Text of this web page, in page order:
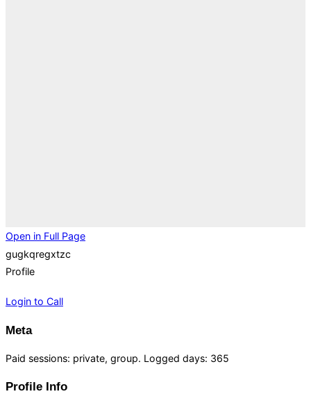
Open in Full Page
gugkqregxtzc
Profile
Login to Call
Meta
Paid sessions: private, group. Logged days: 365
Profile Info